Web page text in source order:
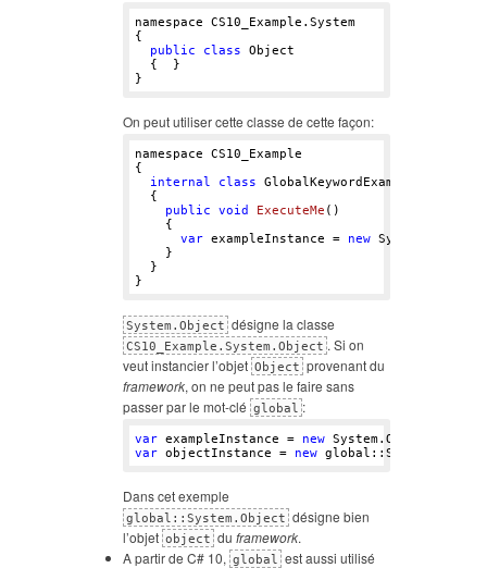
namespace CS10_Example.System
{
public
class Object
  {  }
On peut utiliser cette classe de cette façon:
namespace CS10_Example
{
internal
class GlobalKeywordExample
  {
public
void ExecuteMe ()
    {
var exampleInstance = new
    }
  }
System.Object désigne la classe
CS10_Example.System.Object . Si on
veut instancier l’objet Object provenant du
framework, on ne peut pas le faire sans
passer par le mot-clé global :
var exampleInstance = new
var objectInstance = new
Dans cet exemple
global::System.Object désigne bien
l’objet object du framework.
A partir de C# 10, global est aussi utilisé